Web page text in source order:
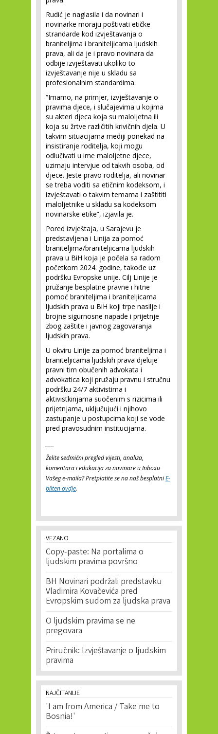
Rudić je naglasila i da novinari i
novinarke moraju poštivati etičke
strandarde kod izvještavanja o
braniteljima i braniteljicama ljudskih
prava, ali da je i pravo novinara da
odbije izvještavati ukoliko to
izvještavanje nije u skladu sa
profesionalnim standardima.
“Imamo, na primjer, izvještavanje o
pravima djece, i slučajevima u kojima
su akteri djeca koja su maloljetna ili
koja su žrtve različitih krivičnih djela. U
takvim situacijama mediji ponekad na
insistiranje roditelja, koji mogu
odlučivati u ime maloljetne djece,
uzimaju intervjue od takvih osoba, od
djece. Jeste pravo roditelja, ali novinar
se treba voditi sa etičnim kodeksom, i
izvještavati o takvim temama i zaštititi
maloljetnike u skladu sa kodeksom
novinarske etike”, izjavila je.
Pored izvještaja, u Sarajevu je
predstavljena i Linija za pomoć
braniteljima/braniteljicama ljudskih
prava u BiH koja je počela sa radom
početkom 2024. godine, takođe uz
podršku Evropske unije. Cilj Linije je
pružanje besplatne pravne i hitne
pomoć braniteljima i braniteljicama
ljudskih prava u BiH koji trpe nasilje i
brojne sigurnosne napade i prijetnje
zbog zaštite i javnog zagovaranja
ljudskih prava.
U okviru Linije za pomoć braniteljima i
braniteljicama ljudskih prava djeluje
pravni tim obučenih advokata i
advokatica koji pružaju pravnu i stručnu
podršku 24/7 aktivistima i
aktivistkinjama suočenim s rizicima ili
prijetnjama, uključujući i njihovo
zastupanje u postupcima koji se vode
pred pravosudnim institucijama.
Želite sedmični pregled vijesti, analiza,
komentara i edukacija za novinare u Inboxu
Vašeg e-maila? Pretplatite se na naš besplatniE-
bilten ovdje.
VEZANO
Copy-paste: Na portalima o
ljudskim pravima površno
BH Novinari podržali predstavku
Vladimira Kovačevića pred
Evropskim sudom za ljudska prava
O ljudskim pravima se ne
pregovara
Priručnik: Izvještavanje o ljudskim
pravima
NAJČITANIJE
'I am from America / Take me to
Bosnia!'